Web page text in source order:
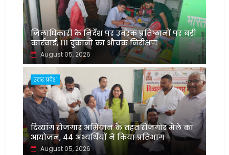
जिलाधिकारी के निर्देश पर उर्वरक प्रतिष्ठानों पर बड़ी
कार्रवाई, 111 दुकानों का औचक निरीक्षण
August 05, 2026
उत्तर प्रदेश
दिव्यांग रोजगार अभियान के तहत रोजगार मेले का
आयोजन, 44 अभ्यर्थियों ने किया प्रतिभाग
August 05, 2026